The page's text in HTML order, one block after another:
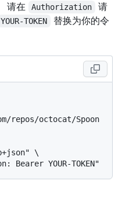
请在 Authorization
请
YOUR-TOKEN
替换为你的令
repos/octocat/Spoon
\